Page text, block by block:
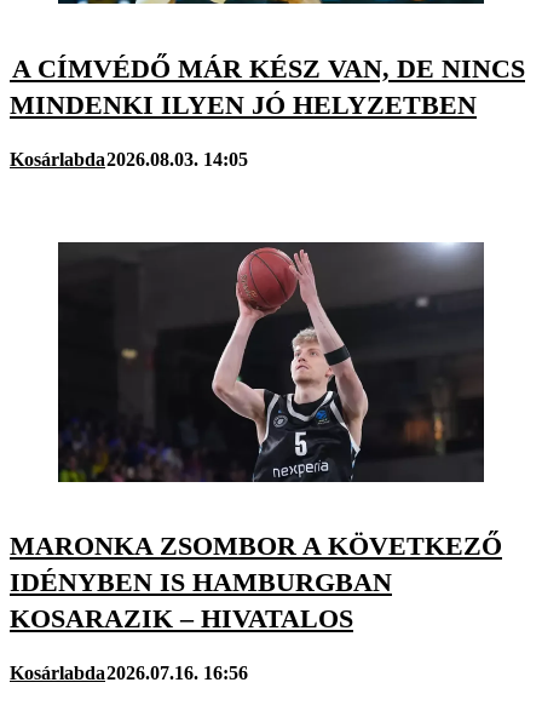
A CÍMVÉDŐ MÁR KÉSZ VAN, DE NINCS
MINDENKI ILYEN JÓ HELYZETBEN
Kosárlabda2026.08.03. 14:05
MARONKA ZSOMBOR A KÖVETKEZŐ
IDÉNYBEN IS HAMBURGBAN
KOSARAZIK – HIVATALOS
Kosárlabda2026.07.16. 16:56